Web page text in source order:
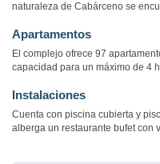
naturaleza de Cabárceno se
Apartamentos
El complejo ofrece 97
capacidad para un máximo de 4
Instalaciones
Cuenta con piscina cubierta y
alberga un restaurante bufet con